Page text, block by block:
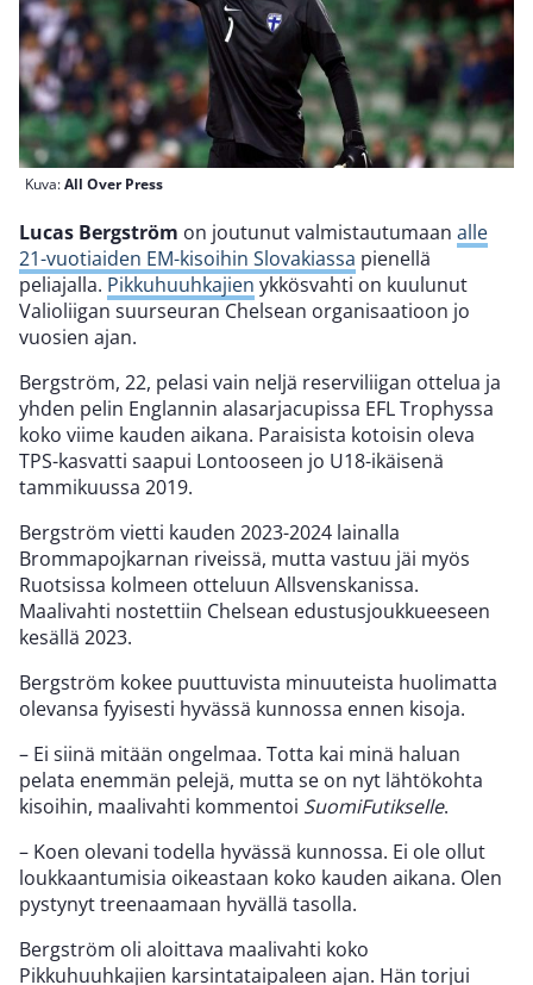
Kuva:All Over Press
Lucas Bergström on joutunut valmistautumaan alle
21-vuotiaiden EM-kisoihin Slovakiassa pienellä
peliajalla. Pikkuhuuhkajien ykkösvahti on kuulunut
Valioliigan suurseuran Chelsean organisaatioon jo
vuosien ajan.
Bergström, 22, pelasi vain neljä reserviliigan ottelua ja
yhden pelin Englannin alasarjacupissa EFL Trophyssa
koko viime kauden aikana. Paraisista kotoisin oleva
TPS-kasvatti saapui Lontooseen jo U18-ikäisenä
tammikuussa 2019.
Bergström vietti kauden 2023-2024 lainalla
Brommapojkarnan riveissä, mutta vastuu jäi myös
Ruotsissa kolmeen otteluun Allsvenskanissa.
Maalivahti nostettiin Chelsean edustusjoukkueeseen
kesällä 2023.
Bergström kokee puuttuvista minuuteista huolimatta
olevansa fyyisesti hyvässä kunnossa ennen kisoja.
– Ei siinä mitään ongelmaa. Totta kai minä haluan
pelata enemmän pelejä, mutta se on nyt lähtökohta
kisoihin, maalivahti kommentoi SuomiFutikselle.
– Koen olevani todella hyvässä kunnossa. Ei ole ollut
loukkaantumisia oikeastaan koko kauden aikana. Olen
pystynyt treenaamaan hyvällä tasolla.
Bergström oli aloittava maalivahti koko
Pikkuhuuhkajien karsintataipaleen ajan. Hän torjui